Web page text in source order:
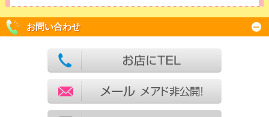
お問い合わせ